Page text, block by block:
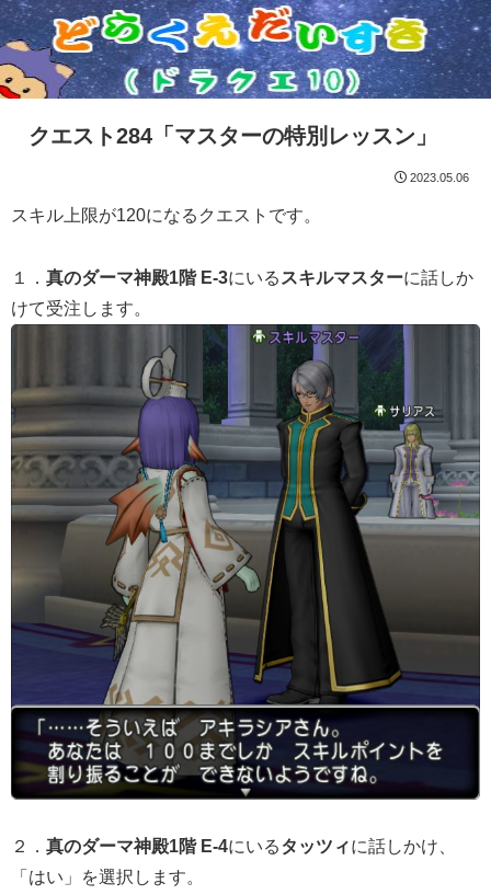
クエスト284「マスターの特別レッスン」
2023.05.06
スキル上限が120になるクエストです。
１． 真のダーマ神殿1階 E-3にいる スキルマスターに話しか
けて受注します。
２． 真のダーマ神殿1階 E-4にいるタッツィに話しかけ、
「はい」を選択します。